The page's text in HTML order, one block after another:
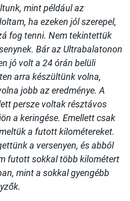
mint például az
ha ezeken jól szerepel,
fog tenni. Nem tekintettük
Bár az Ultrabalatonon
jó volt a 24 órán belüli
arra készültünk volna,
jobb az eredménye. A
persze voltak résztávos
a keringése. Emellett csak
a futott kilométereket.
a versenyen, és abból
futott sokkal több kilométert
mint a sokkal gyengébb